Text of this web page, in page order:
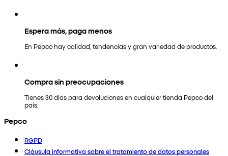
Espera más, paga menos
En Pepco hay calidad, tendencias y gran variedad de productos.
Compra sin preocupaciones
Tienes 30 días para devoluciones en cualquier tienda Pepco del
país.
Pepco
RGPD
Cláusula informativa sobre el tratamiento de datos personales